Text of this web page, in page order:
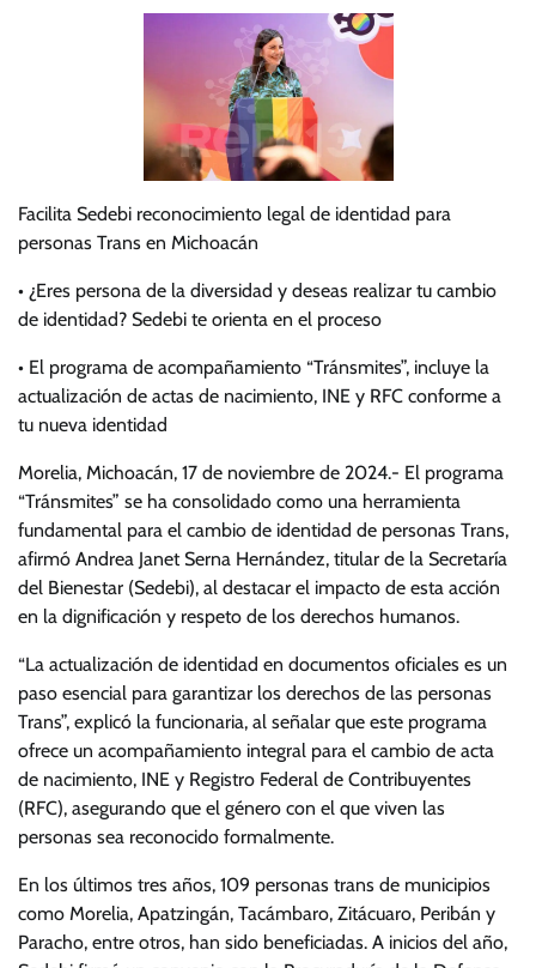
Facilita Sedebi reconocimiento legal de identidad para
personas Trans en Michoacán
• ¿Eres persona de la diversidad y deseas realizar tu cambio
de identidad? Sedebi te orienta en el proceso
• El programa de acompañamiento “Tránsmites”, incluye la
actualización de actas de nacimiento, INE y RFC conforme a
tu nueva identidad
Morelia, Michoacán, 17 de noviembre de 2024.- El programa
“Tránsmites” se ha consolidado como una herramienta
fundamental para el cambio de identidad de personas Trans,
afirmó Andrea Janet Serna Hernández, titular de la Secretaría
del Bienestar (Sedebi), al destacar el impacto de esta acción
en la dignificación y respeto de los derechos humanos.
“La actualización de identidad en documentos oficiales es un
paso esencial para garantizar los derechos de las personas
Trans”, explicó la funcionaria, al señalar que este programa
ofrece un acompañamiento integral para el cambio de acta
de nacimiento, INE y Registro Federal de Contribuyentes
(RFC), asegurando que el género con el que viven las
personas sea reconocido formalmente.
En los últimos tres años, 109 personas trans de municipios
como Morelia, Apatzingán, Tacámbaro, Zitácuaro, Peribán y
Paracho, entre otros, han sido beneficiadas. A inicios del año,